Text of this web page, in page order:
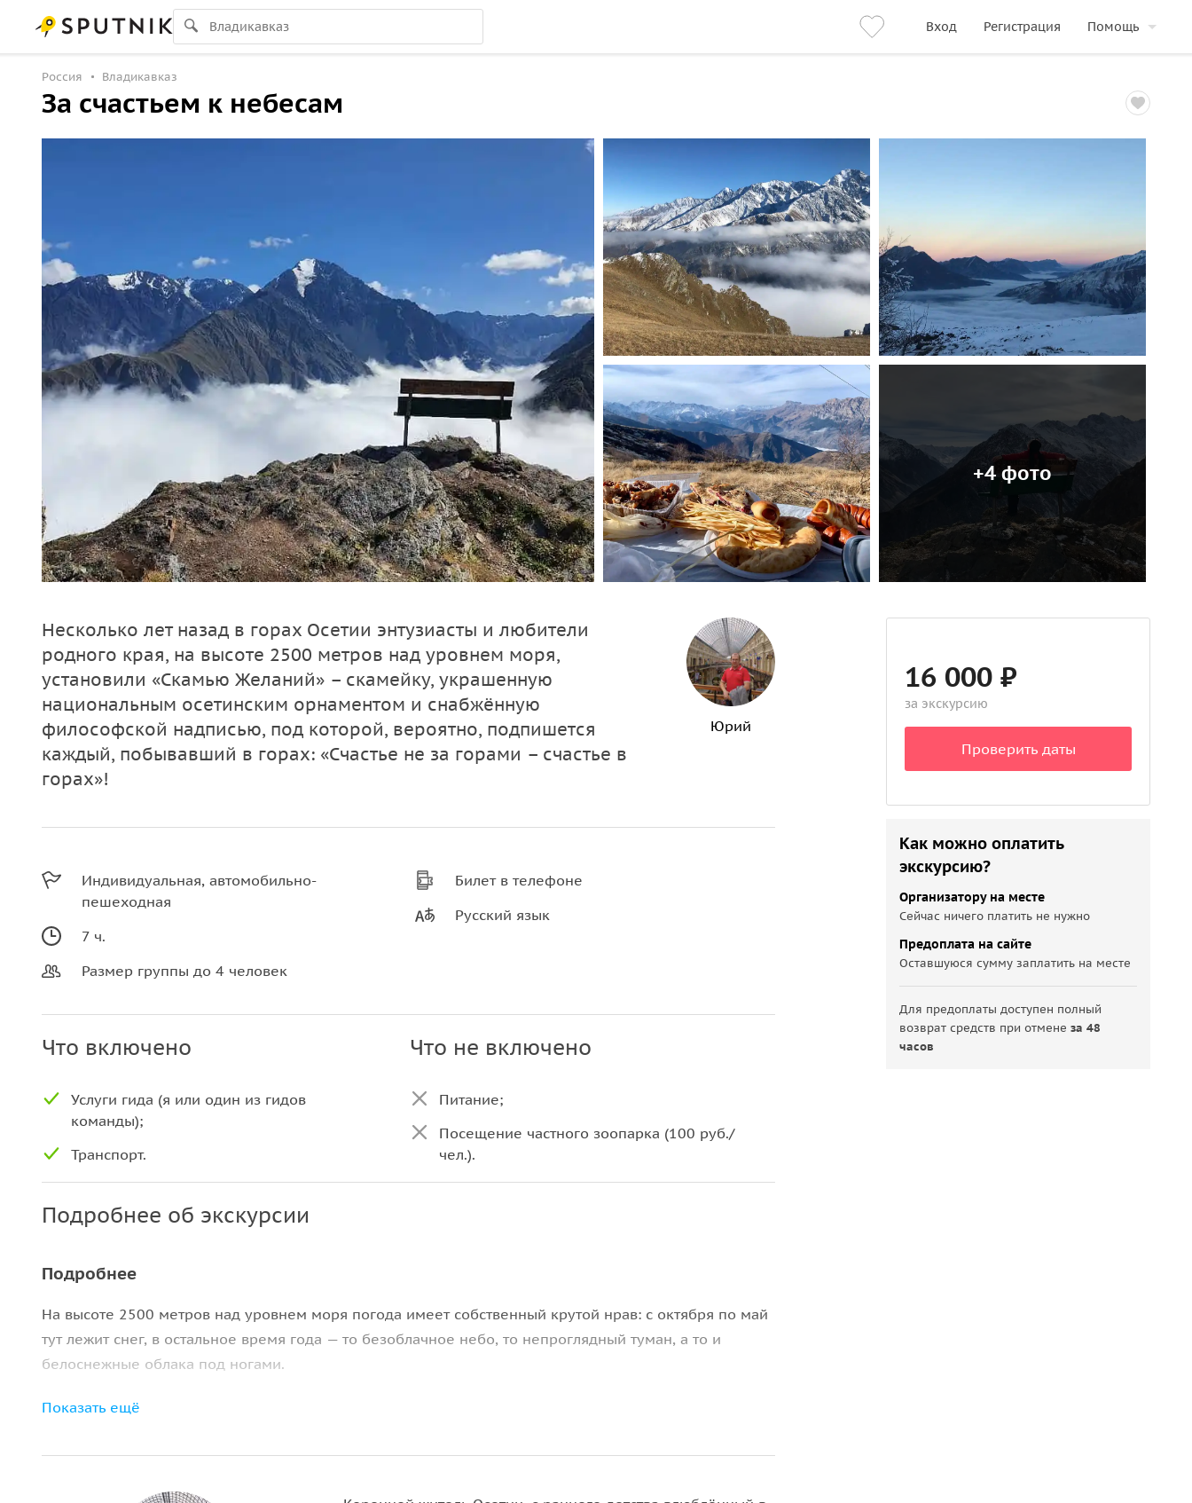
Вход Регистрация Помощь
Россия Владикавказ
За счастьем к небесам
+4 фото
Несколько лет назад в горах Осетии энтузиасты и любители
родного края, на высоте 2500 метров над уровнем моря,
установили «Скамью Желаний» – скамейку, украшенную
национальным осетинским орнаментом и снабжённую
философской надписью, под которой, вероятно, подпишется
каждый, побывавший в горах: «Счастье не за горами – счастье в
горах»!
Юрий
Индивидуальная, автомобильно-
пешеходная
7 ч.
Размер группы до 4 человек
Билет в телефоне
Русский язык
Что включено
Услуги гида (я или один из гидов
команды);
Транспорт.
Что не включено
Питание;
Посещение частного зоопарка (100 руб./
чел.).
Подробнее об экскурсии
Подробнее
На высоте 2500 метров над уровнем моря погода имеет собственный крутой нрав: с октября по май
тут лежит снег, в остальное время года — то безоблачное небо, то непроглядный туман, а то и
белоснежные облака под ногами.
Дорога к скамье непроста — или полтора часа пешком от перевала, или же необходим хороший
подъём на самый верх).
Однако, как не сложен путь, красоты, виды и пейзажи вершин и ледников, открывающиеся с самого
Показать ещё
16 000 ₽
за экскурсию
Проверить даты
Как можно оплатить
экскурсию?
Организатору на месте
Сейчас ничего платить не нужно
Предоплата на сайте
Оставшуюся сумму заплатить на месте
Для предоплаты доступен полный
возврат средств при отменеза 48
часов